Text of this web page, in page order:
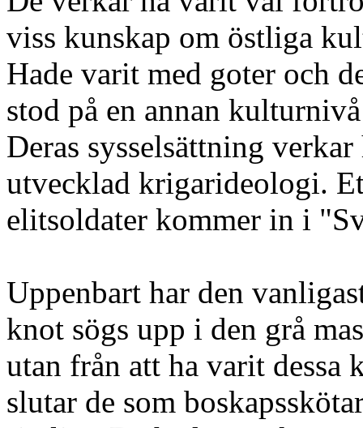
viss kunskap om östliga
Hade varit med goter och
stod på en annan
Deras sysselsättning
utvecklad krigarideologi.
elitsoldater kommer in i
Uppenbart har den
knot sögs upp i den grå
utan från att ha varit
slutar de som